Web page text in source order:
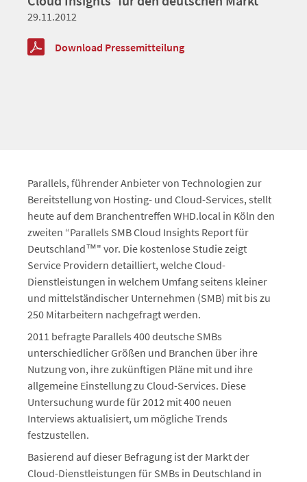
29.11.2012
Download Pressemitteilung
Parallels, führender Anbieter von Technologien zur
Bereitstellung von Hosting- und Cloud-Services, stellt
heute auf dem Branchentreffen WHD.local in Köln den
zweiten “Parallels SMB Cloud Insights Report für
Deutschland™" vor. Die kostenlose Studie zeigt
Service Providern detailliert, welche Cloud-
Dienstleistungen in welchem Umfang seitens kleiner
und mittelständischer Unternehmen (SMB) mit bis zu
250 Mitarbeitern nachgefragt werden.
2011 befragte Parallels 400 deutsche SMBs
unterschiedlicher Größen und Branchen über ihre
Nutzung von, ihre zukünftigen Pläne mit und ihre
allgemeine Einstellung zu Cloud-Services. Diese
Untersuchung wurde für 2012 mit 400 neuen
Interviews aktualisiert, um mögliche Trends
festzustellen.
Basierend auf dieser Befragung ist der Markt der
Cloud-Dienstleistungen für SMBs in Deutschland in